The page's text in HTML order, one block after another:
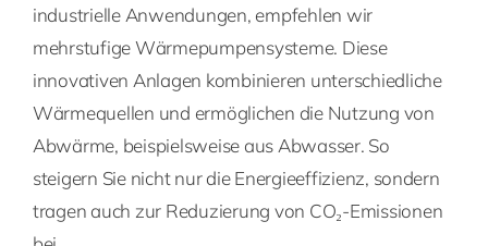
industrielle Anwendungen, empfehlen wir
mehrstufige Wärmepumpensysteme. Diese
innovativen Anlagen kombinieren unterschiedliche
Wärmequellen und ermöglichen die Nutzung von
Abwärme, beispielsweise aus Abwasser. So
steigern Sie nicht nur die Energieeffizienz, sondern
tragen auch zur Reduzierung von CO₂-Emissionen